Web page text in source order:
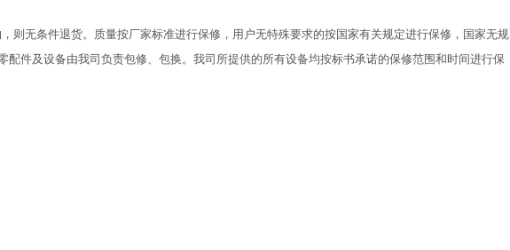
则无条件退货。质量按厂家标准进行保修，用户无特殊要求的按国家有关规定进行保修，国家无规
件及设备由我司负责包修、包换。我司所提供的所有设备均按标书承诺的保修范围和时间进行保